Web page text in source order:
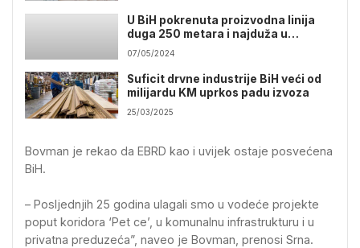
U BiH pokrenuta proizvodna linija
duga 250 metara i najduža u
Jugoistočnoj Evropi
07/05/2024
Suficit drvne industrije BiH veći od
milijardu KM uprkos padu izvoza
25/03/2025
Bovman je rekao da EBRD kao i uvijek ostaje posvećena
BiH.
– Posljednjih 25 godina ulagali smo u vodeće projekte
poput koridora ‘Pet ce’, u komunalnu infrastrukturu i u
privatna preduzeća”, naveo je Bovman, prenosi Srna.